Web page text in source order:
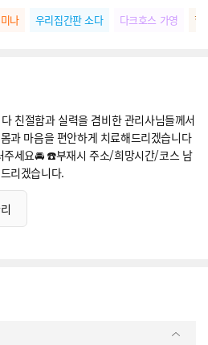
나 우리집간판 소다 다크호스 가영 힐
친절함과 실력을 겸비한 관리사님들께서
과 마음을 편안하게 치료해드리겠습니다
주세요🚘 ☎️부재시 주소/희망시간/코스 남
리겠습니다.